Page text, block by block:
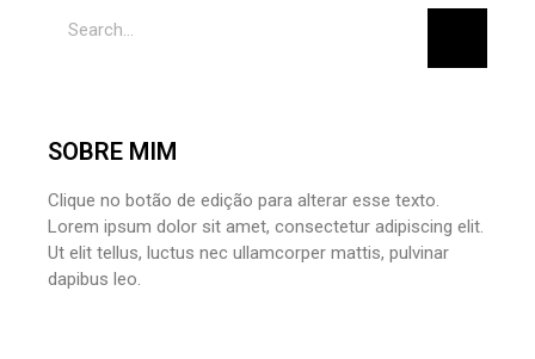
SOBRE MIM
Clique no botão de edição para alterar esse texto.
Lorem ipsum dolor sit amet, consectetur adipiscing elit.
Ut elit tellus, luctus nec ullamcorper mattis, pulvinar
dapibus leo.